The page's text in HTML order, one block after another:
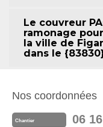
Le couvreur
ramonage
la ville de
dans le
Nos coordonnées
Chantier 06